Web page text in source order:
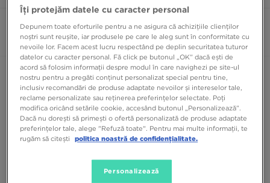
Fila Ray
0 produse
Sortează: Recomandate Filtrează
Niciun produs de afișat
Îți protejăm datele cu caracter personal
Depunem toate eforturile pentru a ne asigura că achizițiile clienților
noștri sunt reușite, iar produsele pe care le aleg sunt în conformitate cu
nevoile lor. Facem acest lucru respectând pe deplin securitatea tuturor
datelor cu caracter personal. Fă click pe butonul „OK” dacă ești de
acord să folosim informații despre modul în care navighezi pe site-ul
nostru pentru a pregăti conținut personalizat special pentru tine,
inclusiv recomandări de produse adaptate nevoilor și intereselor tale,
reclame personalizate sau reținerea preferințelor selectate. Poți
modifica oricând setările cookie, accesând butonul „Personalizează”.
Dacă nu dorești să primești o ofertă personalizată de produse adaptate
preferințelor tale, alege "Refuză toate". Pentru mai multe informații, te
rugăm să citești
politica noastră de confidențialitate.
Personalizează